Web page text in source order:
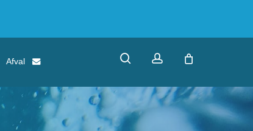
Afval searchaccount